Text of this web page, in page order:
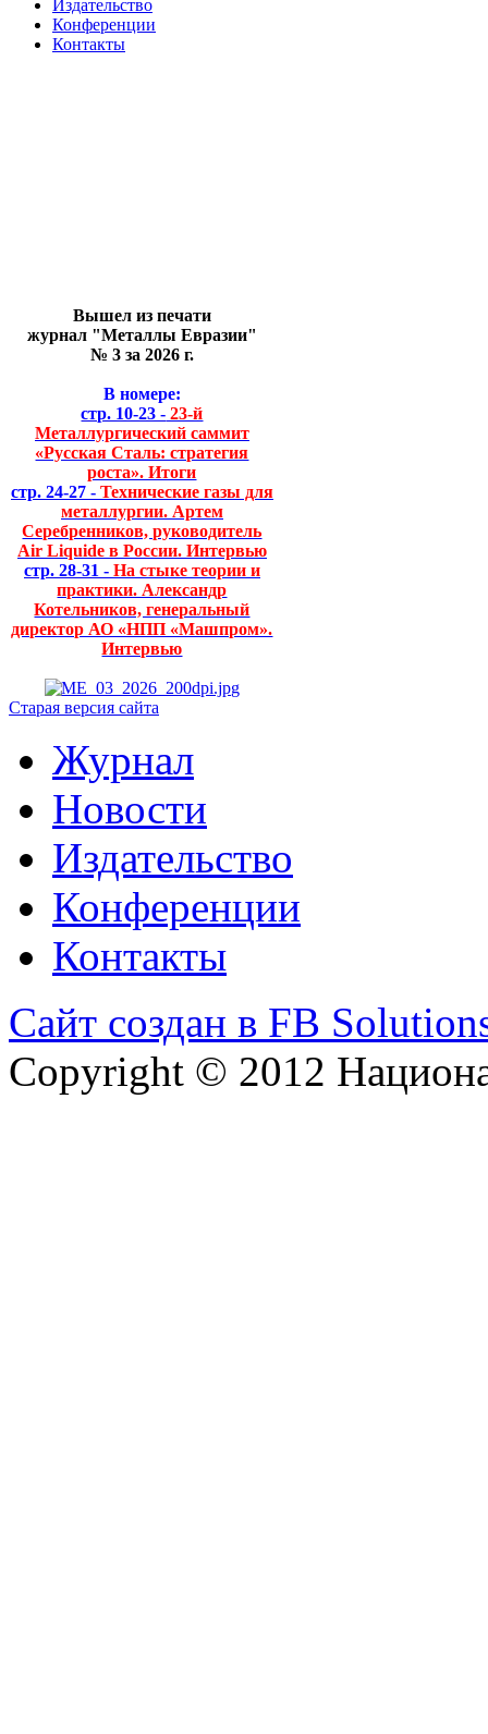
Издательство
Конференции
Контакты
Вышел из печати
журнал "Металлы Евразии"
№ 3 за 2026 г.
В номере:
стр. 10-23 - 23-й
Металлургический саммит
«Русская Сталь: стратегия
роста». Итоги
стр. 24-27 - Технические газы для
металлургии. Артем
Серебренников, руководитель
Air Liquide в России. Интервью
стр. 28-31 - На стыке теории и
практики. Александр
Котельников, генеральный
директор АО «НПП «Машпром».
Интервью
Старая версия сайта
Журнал
Новости
Издательство
Конференции
Контакты
Сайт создан в FB
Copyright © 2012